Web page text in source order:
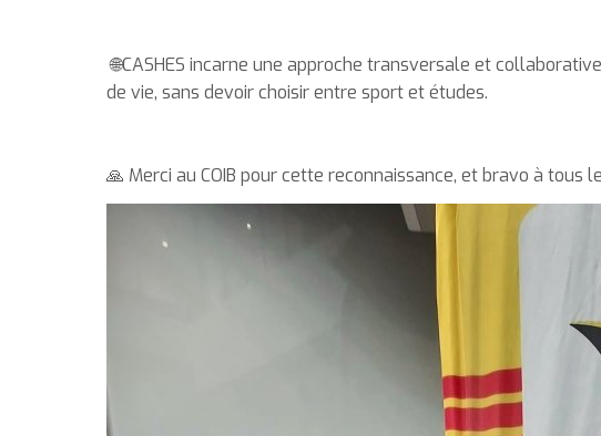
🌐CASHES incarne une approche transversale et
de vie, sans devoir choisir entre sport et études.
🙏 Merci au COIB pour cette reconnaissance, et bravo à